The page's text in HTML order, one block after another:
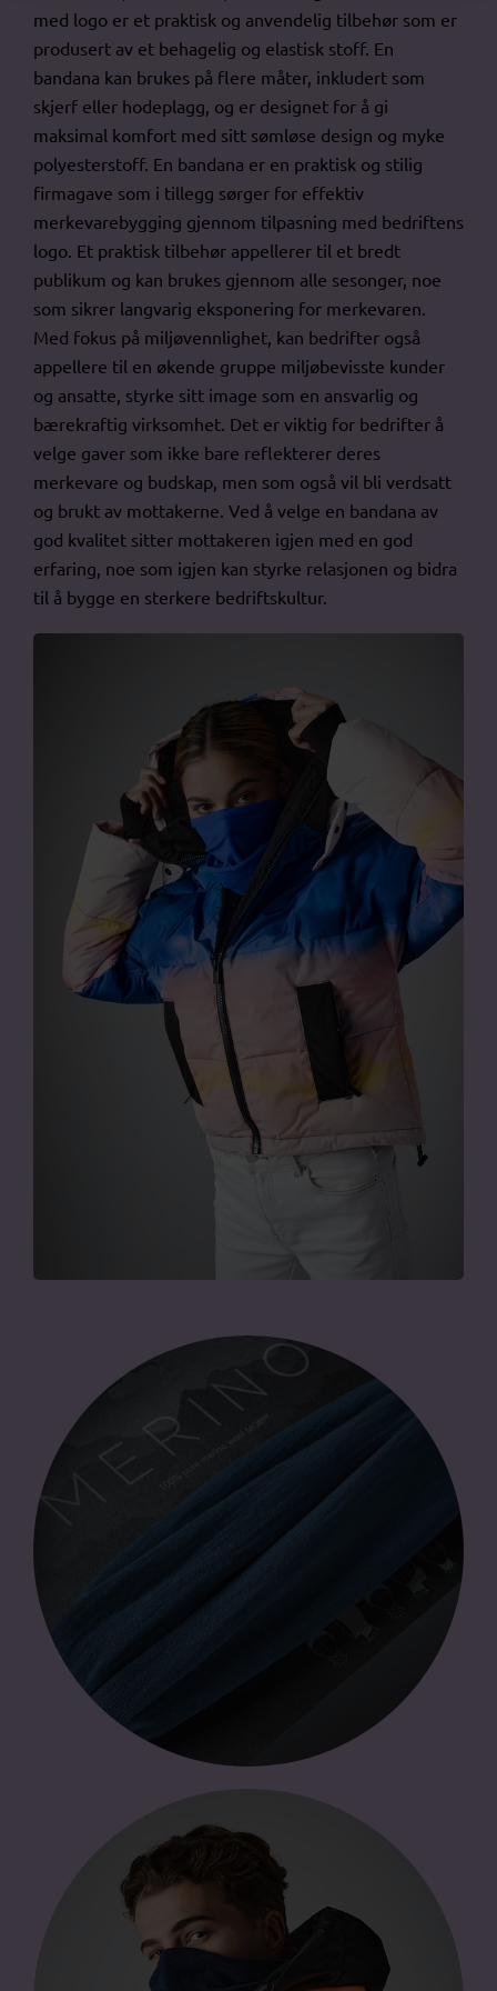
med logo er et praktisk og anvendelig tilbehør som er
produsert av et behagelig og elastisk stoff. En
bandana kan brukes på flere måter, inkludert som
skjerf eller hodeplagg, og er designet for å gi
maksimal komfort med sitt sømløse design og myke
polyesterstoff. En bandana er en praktisk og stilig
firmagave som i tillegg sørger for effektiv
merkevarebygging gjennom tilpasning med bedriftens
logo. Et praktisk tilbehør appellerer til et bredt
publikum og kan brukes gjennom alle sesonger, noe
som sikrer langvarig eksponering for merkevaren.
Med fokus på miljøvennlighet, kan bedrifter også
appellere til en økende gruppe miljøbevisste kunder
og ansatte, styrke sitt image som en ansvarlig og
bærekraftig virksomhet. Det er viktig for bedrifter å
velge gaver som ikke bare reflekterer deres
merkevare og budskap, men som også vil bli verdsatt
og brukt av mottakerne. Ved å velge en bandana av
god kvalitet sitter mottakeren igjen med en god
erfaring, noe som igjen kan styrke relasjonen og bidra
til å bygge en sterkere bedriftskultur.